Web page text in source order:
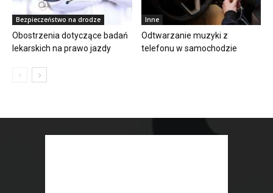
Bezpieczeństwo na drodze
Obostrzenia dotyczące badań
lekarskich na prawo jazdy
Inne
Odtwarzanie muzyki z
telefonu w samochodzie